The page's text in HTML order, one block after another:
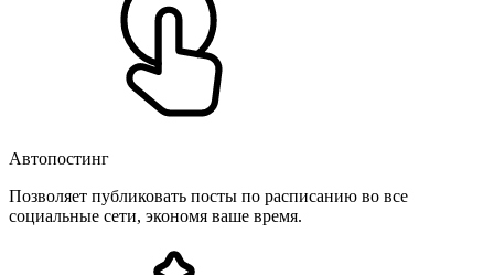
Автопостинг
Позволяет публиковать посты по расписанию во все
социальные сети, экономя ваше время.